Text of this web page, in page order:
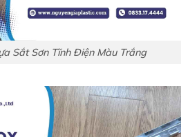
Sắt Sơn Tĩnh Điện Màu Trắng